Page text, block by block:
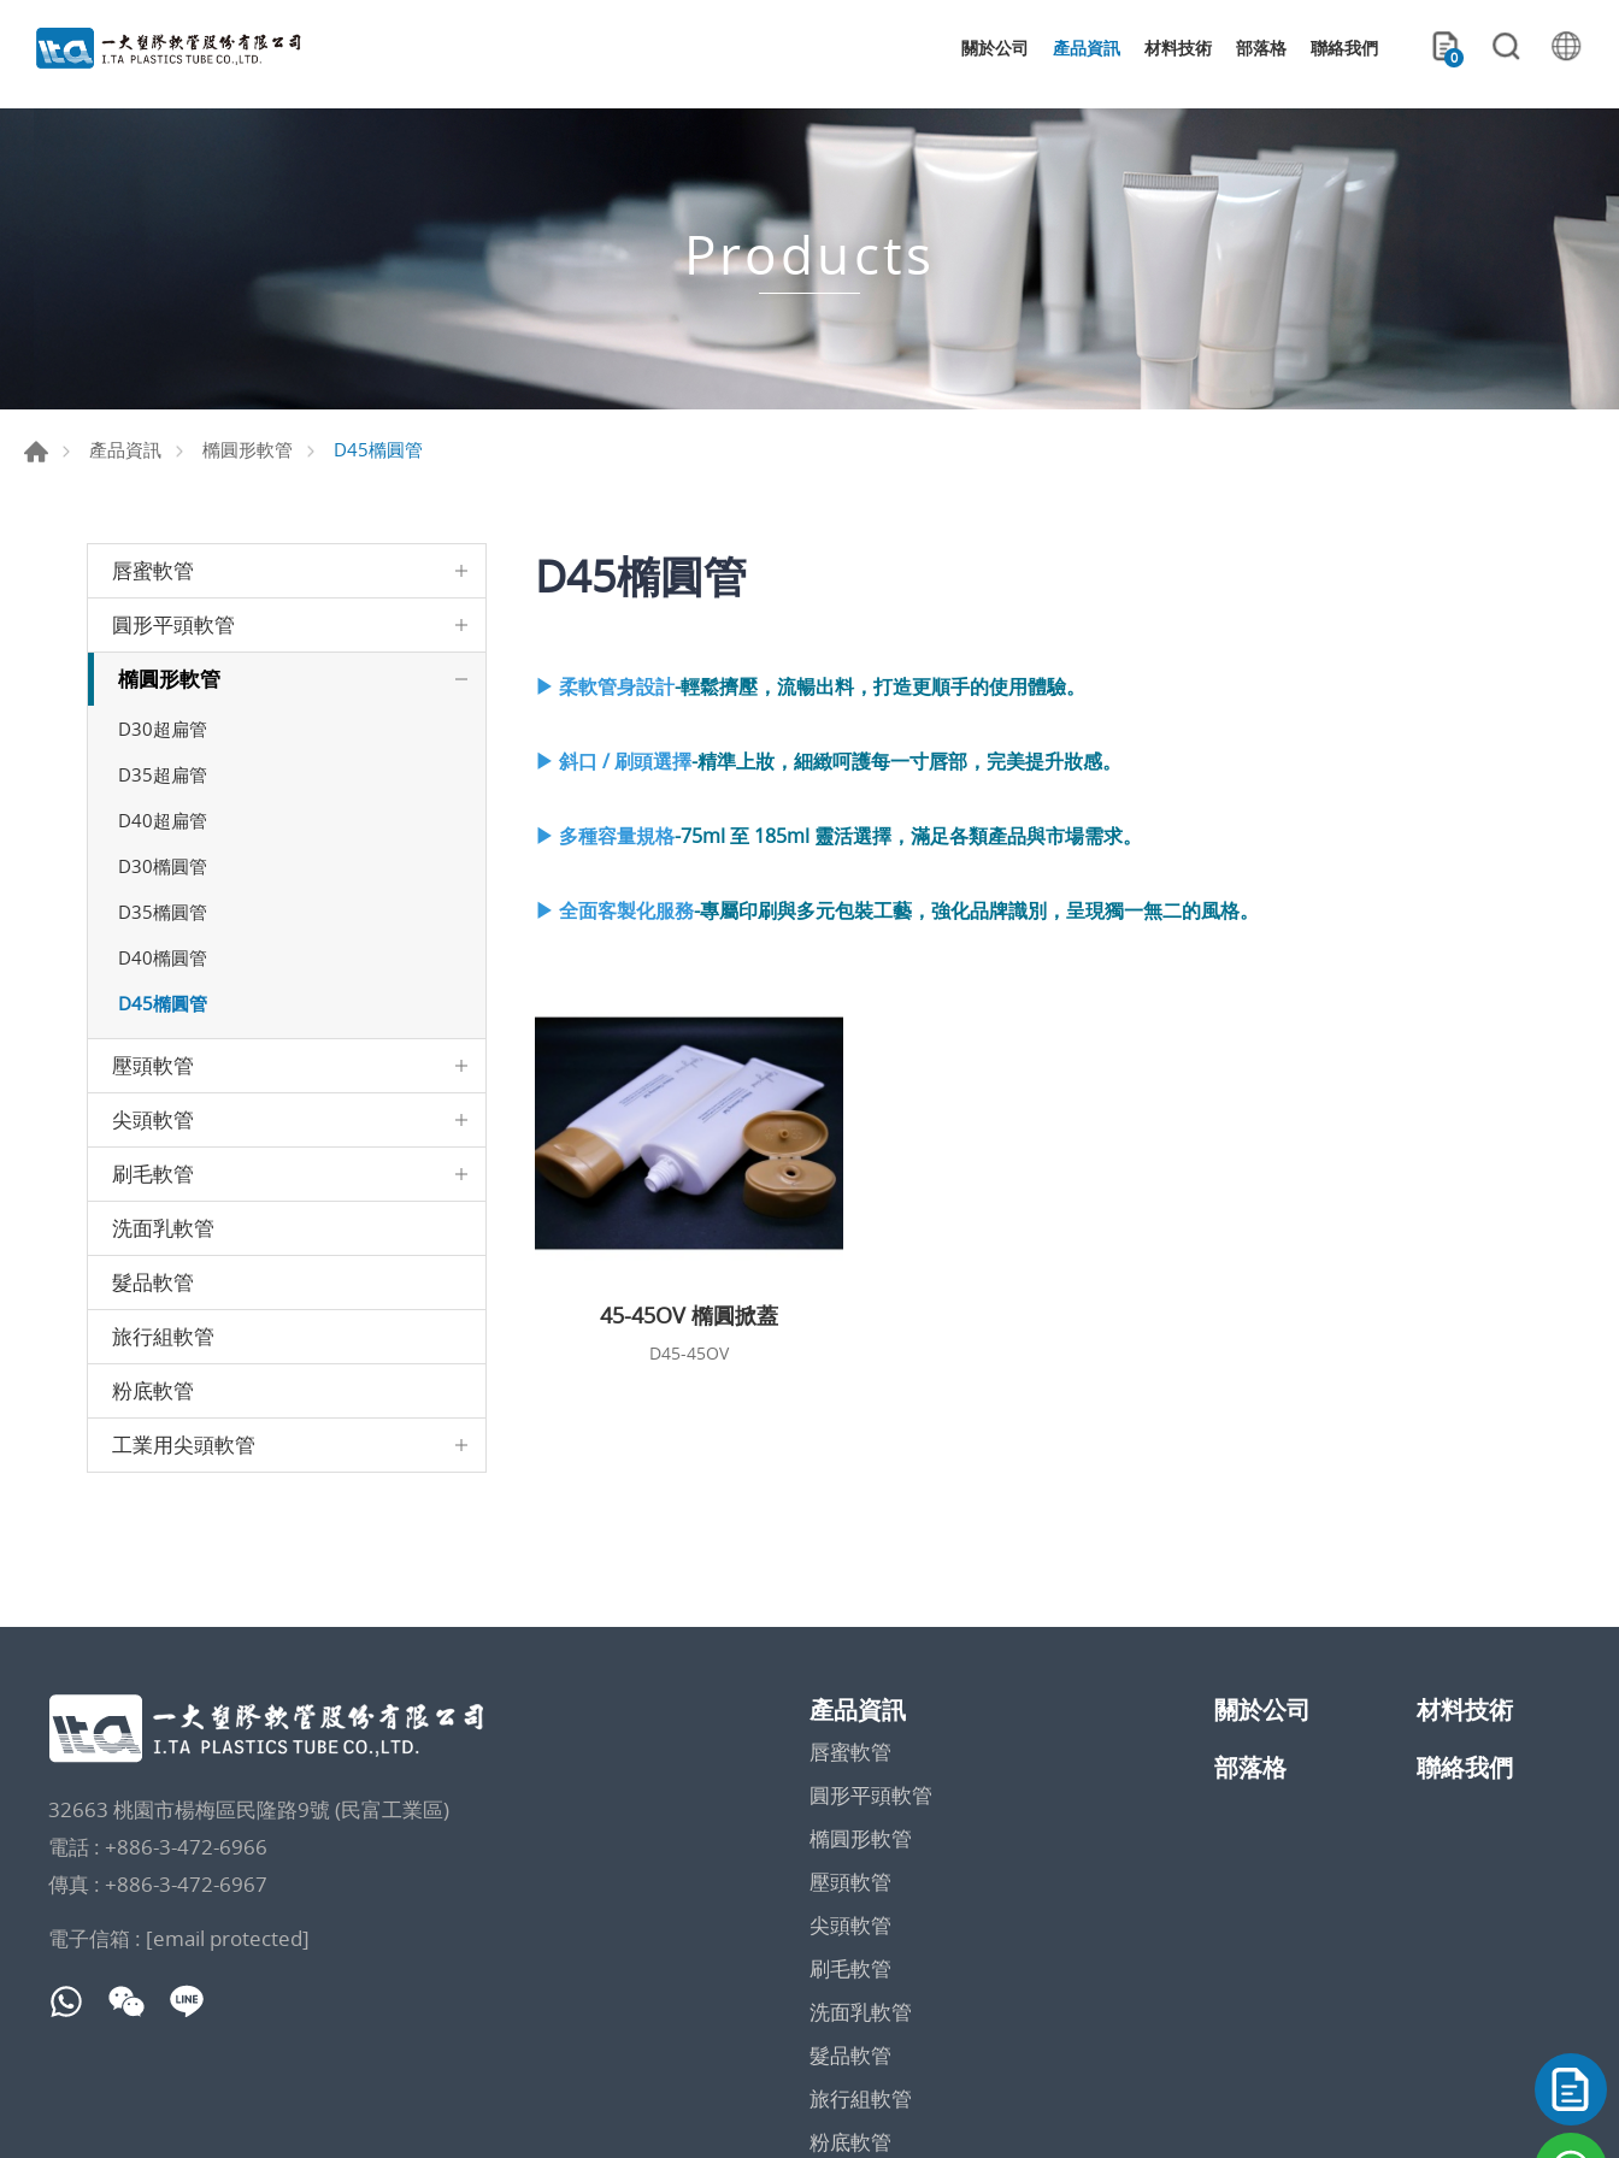
關於公司 產品資訊 材料技術 部落格 聯絡我們 0
Products
產品資訊 橢圓形軟管 D45橢圓管
唇蜜軟管
圓形平頭軟管
橢圓形軟管
D30超扁管
D35超扁管
D40超扁管
D30橢圓管
D35橢圓管
D40橢圓管
D45橢圓管
壓頭軟管
尖頭軟管
刷毛軟管
洗面乳軟管
髮品軟管
旅行組軟管
粉底軟管
工業用尖頭軟管
D45橢圓管
▶ 柔軟管身設計-輕鬆擠壓，流暢出料，打造更順手的使用體驗。
▶ 斜口 / 刷頭選擇-精準上妝，細緻呵護每一寸唇部，完美提升妝感。
▶ 多種容量規格-75ml 至 185ml 靈活選擇，滿足各類產品與市場需求。
▶ 全面客製化服務-專屬印刷與多元包裝工藝，強化品牌識別，呈現獨一無二的風格。
45-45OV 橢圓掀蓋
D45-45OV
產品資訊
唇蜜軟管
圓形平頭軟管
橢圓形軟管
壓頭軟管
尖頭軟管
刷毛軟管
洗面乳軟管
髮品軟管
旅行組軟管
粉底軟管
關於公司
材料技術
部落格
聯絡我們
32663 桃園市楊梅區民隆路9號 (民富工業區)
電話 : +886-3-472-6966
傳真 : +886-3-472-6967
電子信箱 : [email protected]